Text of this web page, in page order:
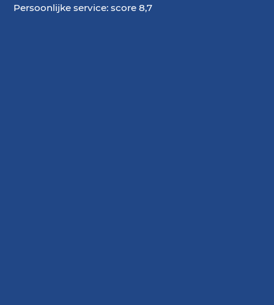
Persoonlijke service: score 8,7